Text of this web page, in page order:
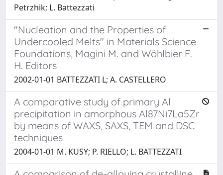
Petrzhik; L. Battezzati
"Nucleation and the Properties of
Undercooled Melts" in Materials Science
Foundations, Magini M. and Wöhlbier F.
H. Editors
2002-01-01 BATTEZZATI L; A. CASTELLERO
A comparative study of primary Al
precipitation in amorphous Al87Ni7La5Zr
by means of WAXS, SAXS, TEM and DSC
techniques
2004-01-01 M. KUSY; P. RIELLO; L. BATTEZZATI